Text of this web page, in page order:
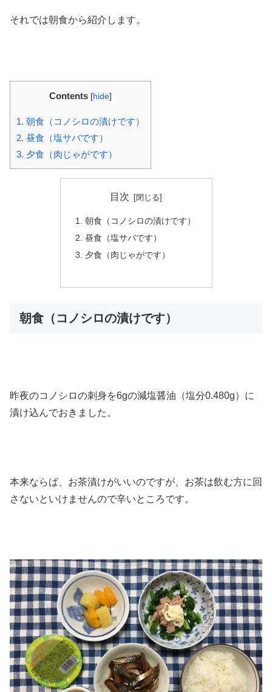
それでは朝食から紹介します。
Contents [hide]
1. 朝食（コノシロの漬けです）
2. 昼食（塩サバです）
3. 夕食（肉じゃがです）
目次
朝食（コノシロの漬けです）
昼食（塩サバです）
夕食（肉じゃがです）
朝食（コノシロの漬けです）
昨夜のコノシロの刺身を6gの減塩醤油（塩分0.480g）に
漬け込んでおきました。
本来ならば、お茶漬けがいいのですが、お茶は飲む方に回
さないといけませんので辛いところです。